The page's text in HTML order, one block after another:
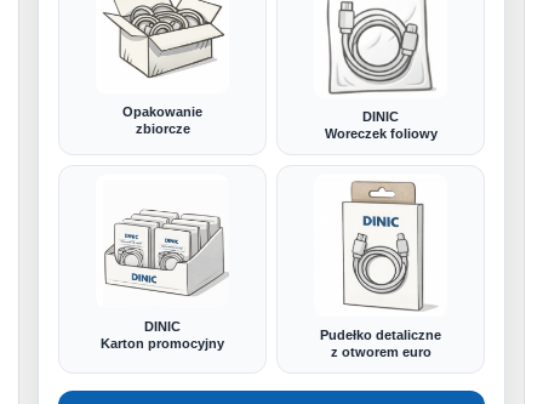
Opakowanie
zbiorcze
DINIC
Woreczek foliowy
DINIC
Karton promocyjny
Pudełko detaliczne
z otworem euro